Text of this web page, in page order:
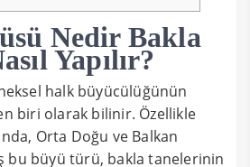
Nedir Bakla
Yapılır?
halk büyücülüğünün
biri olarak bilinir. Özellikle
Orta Doğu ve Balkan
bu büyü türü, bakla tanelerinin